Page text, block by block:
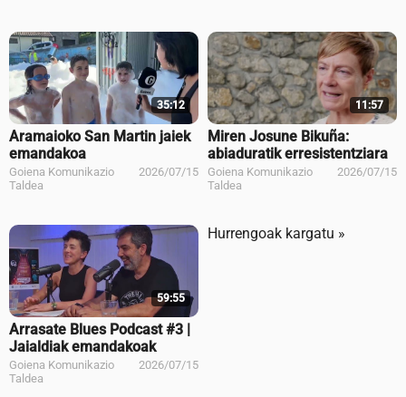
35:12
Aramaioko San Martin jaiek
emandakoa
Goiena Komunikazio
Taldea
2026/07/15
11:57
Miren Josune Bikuña:
abiaduratik erresistentziara
Goiena Komunikazio
Taldea
2026/07/15
59:55
Arrasate Blues Podcast #3 |
Jaialdiak emandakoak
Goiena Komunikazio
Taldea
2026/07/15
Hurrengoak kargatu »